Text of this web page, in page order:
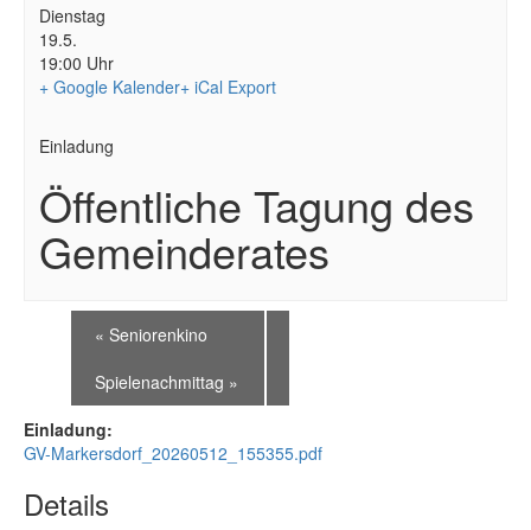
Dienstag
19.5.
19:00 Uhr
+ Google Kalender+ iCal Export
Einladung
Öffentliche Tagung des
Gemeinderates
« Seniorenkino
Spielenachmittag »
Einladung:
GV-Markersdorf_20260512_155355.pdf
Details